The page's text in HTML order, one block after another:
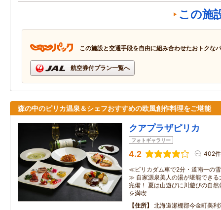
この施
この施設と交通手段を自由に組み合わせたおトクな
航空券付プラン一覧へ
森の中のピリカ温泉＆シェフおすすめの欧風創作料理をご堪能
クアプラザピリカ
フォトギャラリー
4.2 402件
≪ピリカダム車で2分・道南一の
≫ 自家源泉美人の湯が堪能できる
完備！ 夏は山遊びに川遊びの自
を満喫
住所
北海道瀬棚郡今金町美利